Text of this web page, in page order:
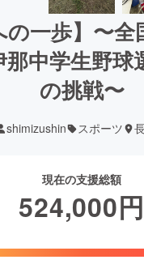
の一歩】〜
那中学生野球
の挑戦〜
shimizushin スポーツ
現在の支援総額
524,000円